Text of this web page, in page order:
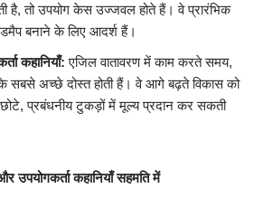
है, तो उपयोग केस उज्जवल होते हैं। वे प्रारंभिक
बनाने के लिए आदर्श हैं।
कहानियाँ: एजिल वातावरण में काम करते समय,
सबसे अच्छे दोस्त होती हैं। वे आगे बढ़ते विकास को
छोटे, प्रबंधनीय टुकड़ों में मूल्य प्रदान कर सकती
उपयोगकर्ता कहानियाँ सहमति में